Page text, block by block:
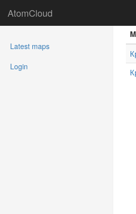
AtomCloud
Latest maps(current)
Login